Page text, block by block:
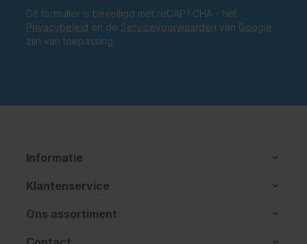
Dit formulier is beveiligd met reCAPTCHA - het
Privacybeleid en de Servicevoorwaarden van Google
zijn van toepassing.
Informatie
Klantenservice
Ons assortiment